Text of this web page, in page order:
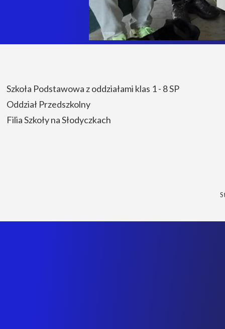
Szkoła Podstawowa z oddziałami klas 1 - 8 SP
Oddział Przedszkolny
Filia Szkoły na Słodyczkach